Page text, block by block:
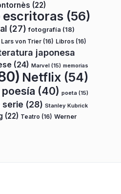
(22)
escritoras (56)
(27) fotografía (18)
Lars von Trier (16) Libros (16)
japonesa
(24) Marvel (15) memorias
Netflix (54)
poesía (40) poeta (15)
serie (28) Stanley Kubrick
(22) Teatro (16) Werner